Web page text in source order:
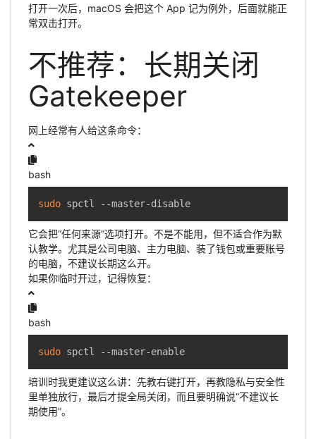
打开一次后，macOS 会把这个 App 记为例外，后面就能正
常双击打开。
不推荐：长期关闭
Gatekeeper
网上经常有人给这条命令：
bash
sudo spctl --master-disable
它会把“任何来源”选项打开。不是不能用，但不适合作为默
认教学。尤其是公司电脑、主力电脑、装了钱包或重要账号
的电脑，不建议长期这么开。
如果你临时开过，记得恢复：
bash
sudo spctl --master-enable
培训时我更建议这么讲：先教右键打开，再教隐私与安全性
里单独放行，最后才提全局关闭，而且要明确说“不建议长
期使用”。